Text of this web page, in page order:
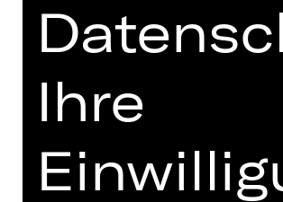
Künstler*innen
Newsletter
Abos 26/27
Presse
Kontakt
AGB
Ihre